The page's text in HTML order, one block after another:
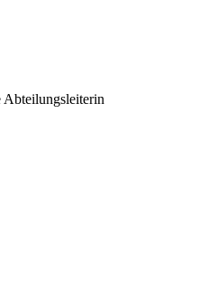
Abteilungsleiterin